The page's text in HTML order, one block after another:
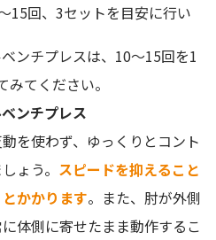
15回、3セットを目安に行い
ンチプレスは、10〜15回を1
てください。
ンチプレス
を使わず、ゆっくりとコント
ょう。 スピードを抑えること
かかります。また、肘が外側
体側に寄せたまま動作するこ